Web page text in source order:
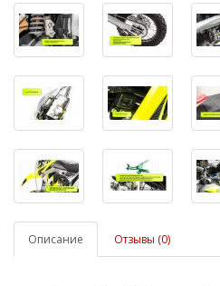
Описание Отзывы (0)